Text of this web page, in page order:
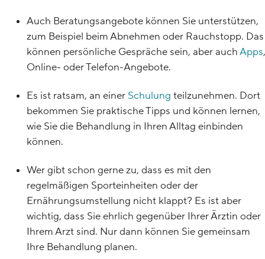
Auch Beratungsangebote können Sie unterstützen,
zum Beispiel beim Abnehmen oder Rauchstopp. Das
können persönliche Gespräche sein, aber auchApps,
Online- oder Telefon-Angebote.
Es ist ratsam, an einer Schulung teilzunehmen. Dort
bekommen Sie praktische Tipps und können lernen,
wie Sie die Behandlung in Ihren Alltag einbinden
können.
Wer gibt schon gerne zu, dass es mit den
regelmäßigen Sporteinheiten oder der
Ernährungsumstellung nicht klappt? Es ist aber
wichtig, dass Sie ehrlich gegenüber Ihrer Ärztin oder
Ihrem Arzt sind. Nur dann können Sie gemeinsam
Ihre Behandlung planen.